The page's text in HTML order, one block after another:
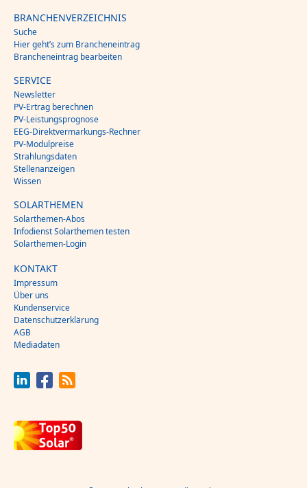
BRANCHENVERZEICHNIS
Suche
Hier geht’s zum Brancheneintrag
Brancheneintrag bearbeiten
SERVICE
Newsletter
PV-Ertrag berechnen
PV-Leistungsprognose
EEG-Direktvermarkungs-Rechner
PV-Modulpreise
Strahlungsdaten
Stellenanzeigen
Wissen
SOLARTHEMEN
Solarthemen-Abos
Infodienst Solarthemen testen
Solarthemen-Login
KONTAKT
Impressum
Über uns
Kundenservice
Datenschutzerklärung
AGB
Mediadaten